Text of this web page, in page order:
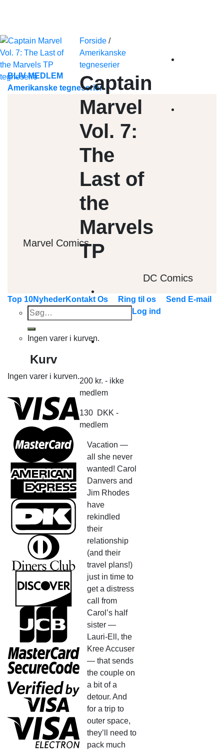
BLIV MEDLEM
Amerikanske tegneserier
Marvel Comics
DC Comics
Top 10NyhederKontakt Os Ring til os
Send E-mail
Søg
efter:
Log ind
Ingen varer i kurven.
Kurv
Ingen varer i kurven.
Forside /
Amerikanske
tegneserier
Captain
Marvel
Vol. 7:
The
Last of
the
Marvels
TP
200 kr. - ikke
medlem
130 DKK -
medlem
Vacation —
all she never
wanted! Carol
Danvers and
Jim Rhodes
have
rekindled
their
relationship
(and their
travel plans!)
just in time to
get a distress
call from
Carol’s half
sister —
Lauri-Ell, the
Kree Accuser
— that sends
the couple on
a bit of a
detour. And
for a trip to
outer space,
they’ll need to
pack much